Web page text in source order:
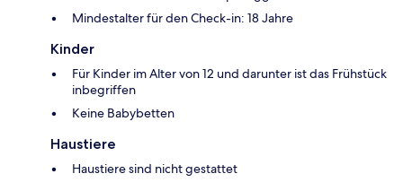
Mindestalter für den Check-in: 18 Jahre
Kinder
Für Kinder im Alter von 12 und darunter ist das Frühstück
inbegriffen
Keine Babybetten
Haustiere
Haustiere sind nicht gestattet